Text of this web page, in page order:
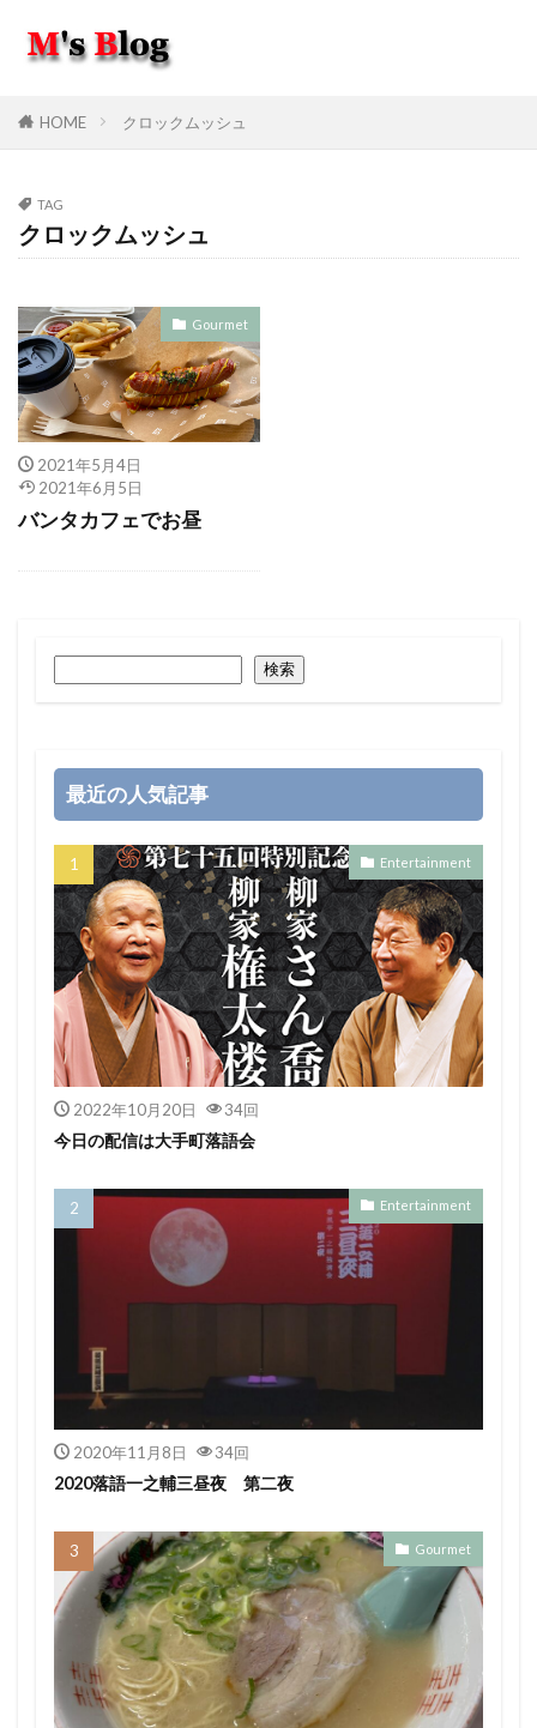
HOME クロックムッシュ
TAG
クロックムッシュ
Gourmet
2021年5月4日
2021年6月5日
バンタカフェでお昼
検索
最近の人気記事
Entertainment
2022年10月20日 34回
今日の配信は大手町落語会
Entertainment
2020年11月8日 34回
2020落語一之輔三昼夜 第二夜
Gourmet